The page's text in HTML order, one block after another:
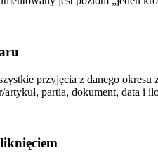
przyjęcia z danego
partia, dokument, data i